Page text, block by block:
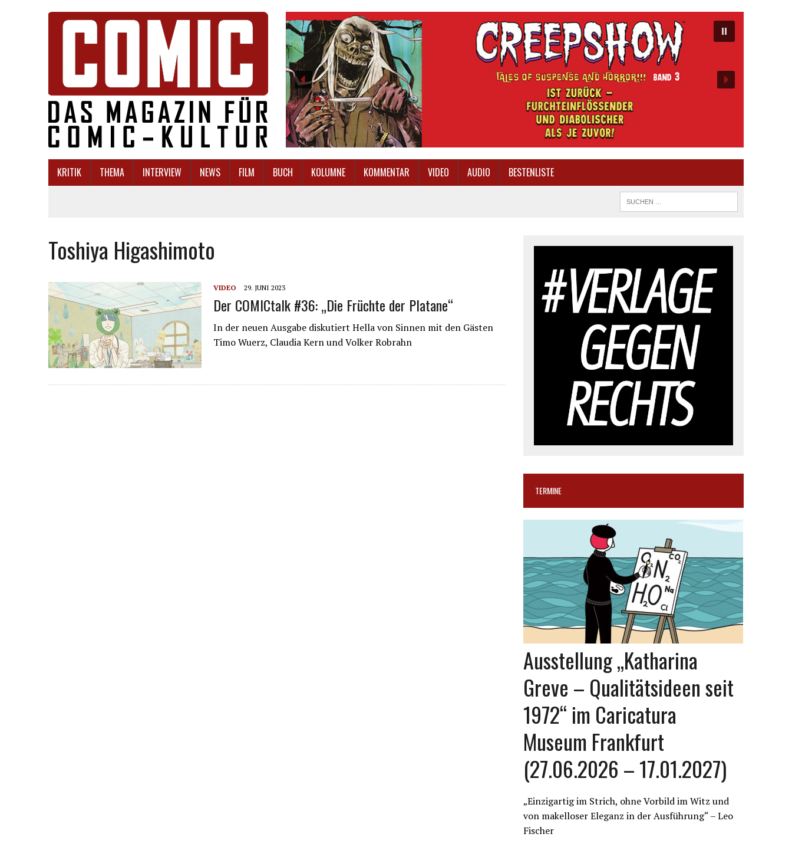
KRITIK THEMA INTERVIEW NEWS FILM BUCH KOLUMNE KOMMENTAR VIDEO AUDIO BESTENLISTE
Toshiya Higashimoto
VIDEO 29. JUNI 2023
Der COMICtalk #36: „Die Früchte der Platane“
In der neuen Ausgabe diskutiert Hella von Sinnen mit den Gästen
Timo Wuerz, Claudia Kern und Volker Robrahn
TERMINE
Ausstellung „Katharina
Greve – Qualitätsideen seit
1972“ im Caricatura
Museum Frankfurt
(27.06.2026 – 17.01.2027)
„Einzigartig im Strich, ohne Vorbild im Witz und
von makelloser Eleganz in der Ausführung“ – Leo
Fischer